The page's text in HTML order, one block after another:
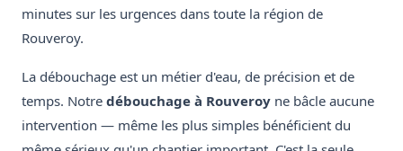
minutes sur les urgences dans toute la région de
Rouveroy.
La débouchage est un métier d'eau, de précision et de
temps. Notre débouchage à Rouveroy ne bâcle aucune
intervention — même les plus simples bénéficient du